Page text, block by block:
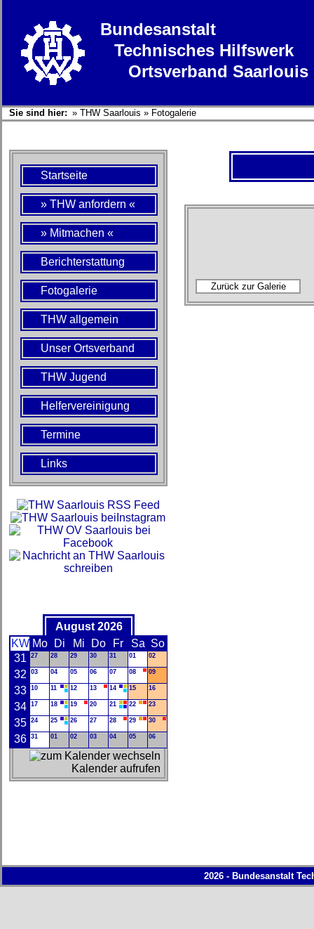
Bundesanstalt
Technisches Hilfswerk
Ortsverband Saarlouis
Sie sind hier: » THW Saarlouis » Fotogalerie
Startseite
» THW anfordern «
» Mitmachen «
Berichterstattung
Fotogalerie
THW allgemein
Unser Ortsverband
THW Jugend
Helfervereinigung
Termine
Links
August 2026
KW Mo Di Mi Do Fr Sa So
31
27 28 29 30 31 01 02
32 03 04 05 06 07 08 09
33 10 11 12 13 14 15 16
34 17 18 19 20 21 22 23
35 24 25 26 27 28 29 30
36 31 01 02 03 04 05 06
Kalender aufrufen
2026 - Bundesanstalt